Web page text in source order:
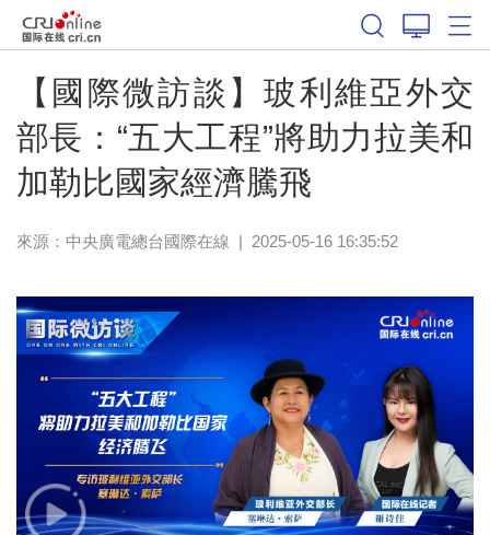
【國際微訪談】玻利維亞外交
部長：“五大工程”將助力拉美和
加勒比國家經濟騰飛
來源：中央廣電總台國際在線 | 2025-05-16 16:35:52